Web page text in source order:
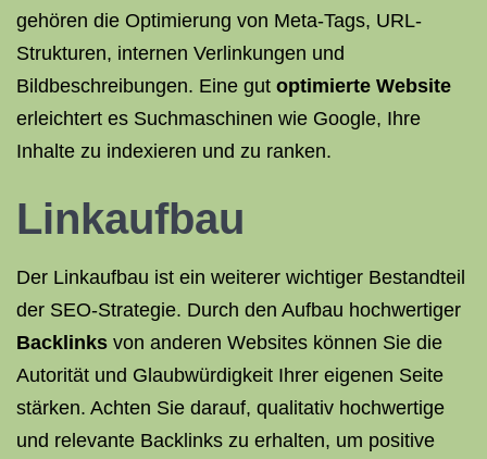
gehören die Optimierung von Meta-Tags, URL-
Strukturen, internen Verlinkungen und
Bildbeschreibungen. Eine gut optimierte Website
erleichtert es Suchmaschinen wie Google, Ihre
Inhalte zu indexieren und zu ranken.
Linkaufbau
Der Linkaufbau ist ein weiterer wichtiger Bestandteil
der SEO-Strategie. Durch den Aufbau hochwertiger
Backlinks von anderen Websites können Sie die
Autorität und Glaubwürdigkeit Ihrer eigenen Seite
stärken. Achten Sie darauf, qualitativ hochwertige
und relevante Backlinks zu erhalten, um positive